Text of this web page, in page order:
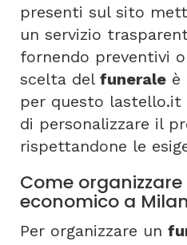
presenti sul sito
un servizio
fornendo preventivi
scelta del funerale è
per questo lastello.it
di personalizzare il
rispettandone le
Come
economico a
Per organizzare un